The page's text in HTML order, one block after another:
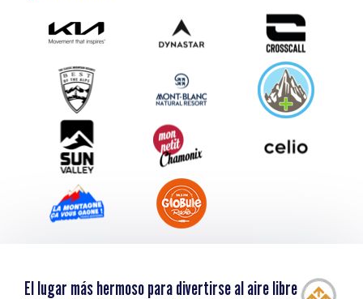
Envíe su evento
Service groupes et séminaires
Descargar
Turismo y discapacidad
El lugar más hermoso para divertirse al aire libre